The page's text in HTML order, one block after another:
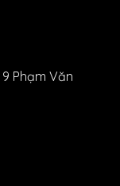
Phạm Văn